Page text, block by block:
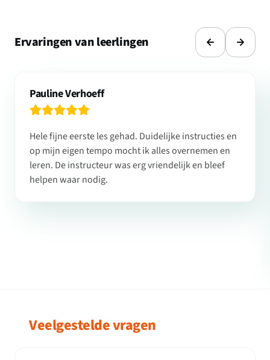
Ervaringen van leerlingen
Pauline Verhoeff
Hele fijne eerste les gehad. Duidelijke instructies en
op mijn eigen tempo mocht ik alles overnemen en
leren. De instructeur was erg vriendelijk en bleef
helpen waar nodig.
Veelgestelde vragen